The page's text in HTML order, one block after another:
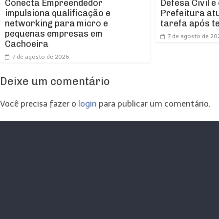
Conecta Empreendedor
impulsiona qualificação e
networking para micro e
pequenas empresas em
Cachoeira
7 de agosto de 2026
Defesa Civil
Prefeitura
tarefa após
7 de agosto de
Deixe um comentário
Você precisa fazer o login para publicar um comentário.